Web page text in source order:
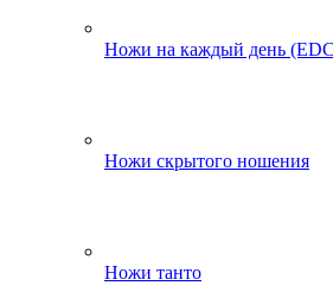
Ножи на каждый день
Ножи скрытого ношения
Ножи танто